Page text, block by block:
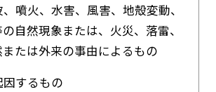
噴火、水害、風害、地殻変動、
自然現象または、火災、落雷、
たは外来の事由によるもの
するもの